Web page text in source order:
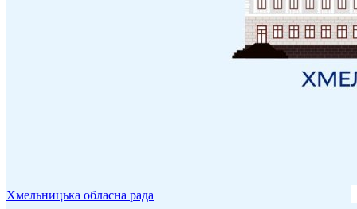
Хмельницька обласна рада